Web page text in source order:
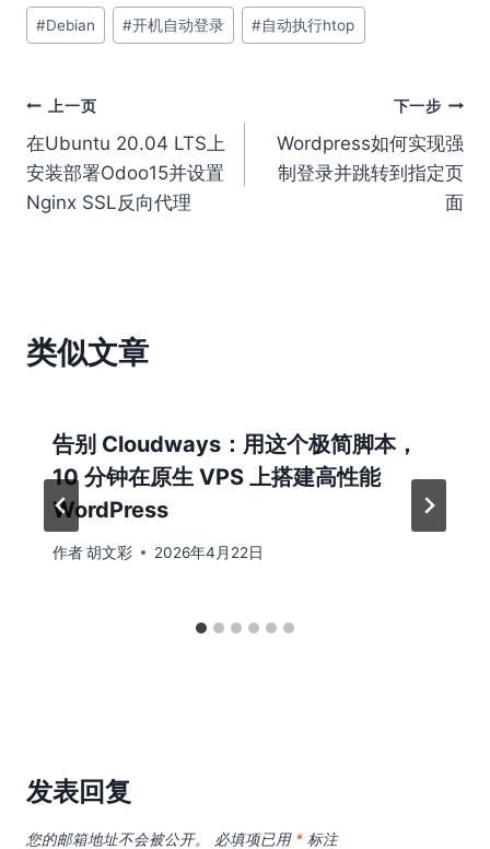
文
章
签：
#Debian #开机自动登录 #自动执行htop
文
章
导
上一页
在Ubuntu 20.04 LTS上
安装部署Odoo15并设置
Nginx SSL反向代理
下一步
Wordpress如何实现强
制登录并跳转到指定页
面
类似文章
告别 Cloudways：用这个极简脚本，
10 分钟在原生 VPS 上搭建高性能
WordPress
作者胡文彩 2026年4月22日
发表回复
您的邮箱地址不会被公开。 必填项已用 * 标注